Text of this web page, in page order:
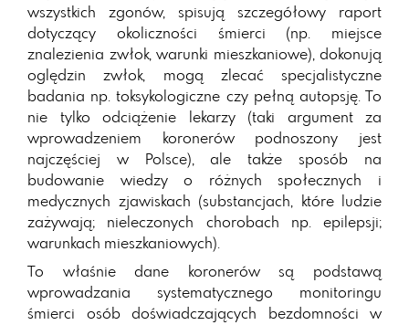
wszystkich zgonów, spisują szczegółowy raport
dotyczący okoliczności śmierci (np. miejsce
znalezienia zwłok, warunki mieszkaniowe), dokonują
oględzin zwłok, mogą zlecać specjalistyczne
badania np. toksykologiczne czy pełną autopsję. To
nie tylko odciążenie lekarzy (taki argument za
wprowadzeniem koronerów podnoszony jest
najczęściej w Polsce), ale także sposób na
budowanie wiedzy o różnych społecznych i
medycznych zjawiskach (substancjach, które ludzie
zażywają; nieleczonych chorobach np. epilepsji;
warunkach mieszkaniowych).
To właśnie dane koronerów są podstawą
wprowadzania systematycznego monitoringu
śmierci osób doświadczających bezdomności w